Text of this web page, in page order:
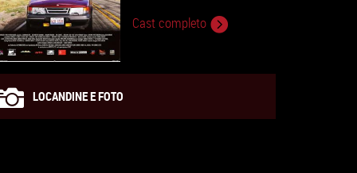
Cast completo
LOCANDINE E FOTO